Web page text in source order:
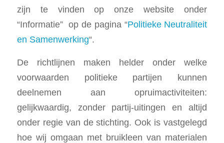
zijn te vinden op onze website onder
“Informatie” op de pagina “Politieke Neutraliteit
en Samenwerking“.
De richtlijnen maken helder onder welke
voorwaarden politieke partijen kunnen
deelnemen aan opruimactiviteiten:
gelijkwaardig, zonder partij-uitingen en altijd
onder regie van de stichting. Ook is vastgelegd
hoe wij omgaan met bruikleen van materialen